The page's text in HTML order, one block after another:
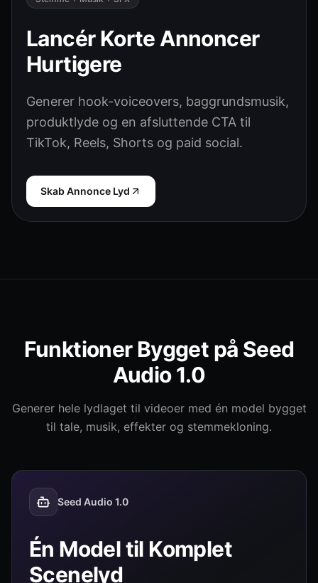
Lancér Korte Annoncer
Hurtigere
Generer hook-voiceovers, baggrundsmusik,
produktlyde og en afsluttende CTA til
TikTok, Reels, Shorts og paid social.
Skab Annonce Lyd
Funktioner Bygget på Seed
Audio 1.0
Generer hele lydlaget til videoer med én model bygget
til tale, musik, effekter og stemmekloning.
Seed Audio 1.0
Én Model til Komplet
Scenelyd